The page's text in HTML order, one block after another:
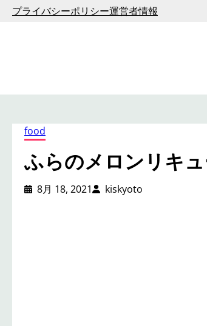
プ
プライバシーポリシー運営者情報
food
ふらのメロンリキ
8月 18, 2021 kiskyoto